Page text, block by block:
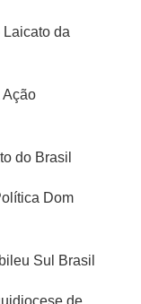
da
Ação
do Brasil
Dom
Sul Brasil
de